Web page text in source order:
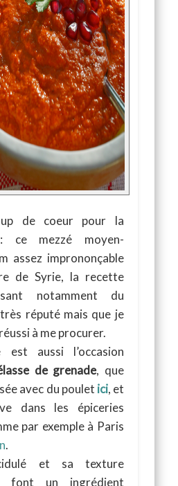
de coeur pour la
ce mezzé moyen-
assez imprononçable
de Syrie, la recette
notamment du
réputé mais que je
à me procurer.
aussi l’occasion
de grenade, que
avec du poulet ici, et
dans les épiceries
par exemple à Paris
.
et sa texture
font un ingrédient